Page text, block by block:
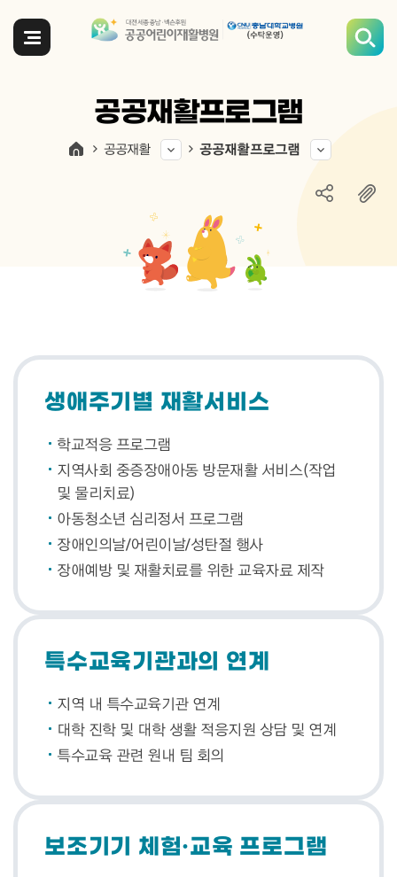
전체메뉴
공공재활프로그램
공공재활 공공재활프로그램
생애주기별 재활서비스
학교적응 프로그램
지역사회 중증장애아동 방문재활 서비스(작업
및 물리치료)
아동청소년 심리정서 프로그램
장애인의날/어린이날/성탄절 행사
장애예방 및 재활치료를 위한 교육자료 제작
특수교육기관과의 연계
지역 내 특수교육기관 연계
대학 진학 및 대학 생활 적응지원 상담 및 연계
특수교육 관련 원내 팀 회의
보조기기 체험·교육 프로그램